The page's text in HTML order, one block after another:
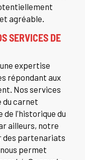
agréable.
SERVICES DE
expertise
répondant aux
Nos services
du carnet
de l'historique du
ailleurs, notre
des partenariats
permet